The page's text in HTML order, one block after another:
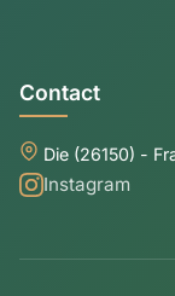
Contact
Die (26150) -
Instagram